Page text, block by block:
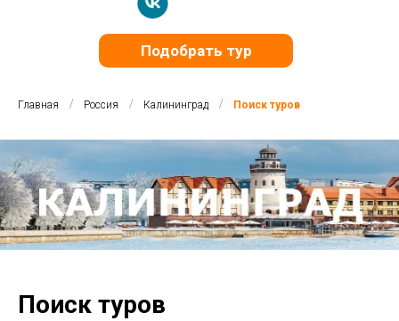
Подобрать тур
Главная / Россия / Калининград / Поиск туров
Поиск туров